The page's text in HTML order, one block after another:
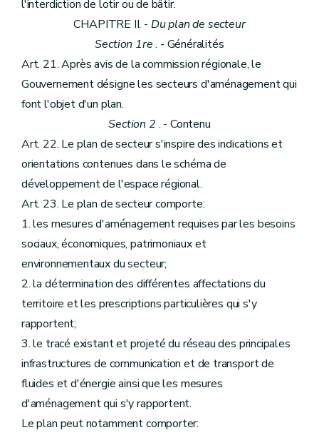
l'interdiction de lotir ou de bâtir.
CHAPITRE II. - Du plan de secteur
Section 1re. - Généralités
Art. 21. Après avis de la commission régionale, le
Gouvernement désigne les secteurs d'aménagement qui
font l'objet d'un plan.
Section 2 . - Contenu
Art. 22. Le plan de secteur s'inspire des indications et
orientations contenues dans le schéma de
développement de l'espace régional.
Art. 23. Le plan de secteur comporte:
1. les mesures d'aménagement requises par les besoins
sociaux, économiques, patrimoniaux et
environnementaux du secteur;
2. la détermination des différentes affectations du
territoire et les prescriptions particulières qui s'y
rapportent;
3. le tracé existant et projeté du réseau des principales
infrastructures de communication et de transport de
fluides et d'énergie ainsi que les mesures
d'aménagement qui s'y rapportent.
Le plan peut notamment comporter: